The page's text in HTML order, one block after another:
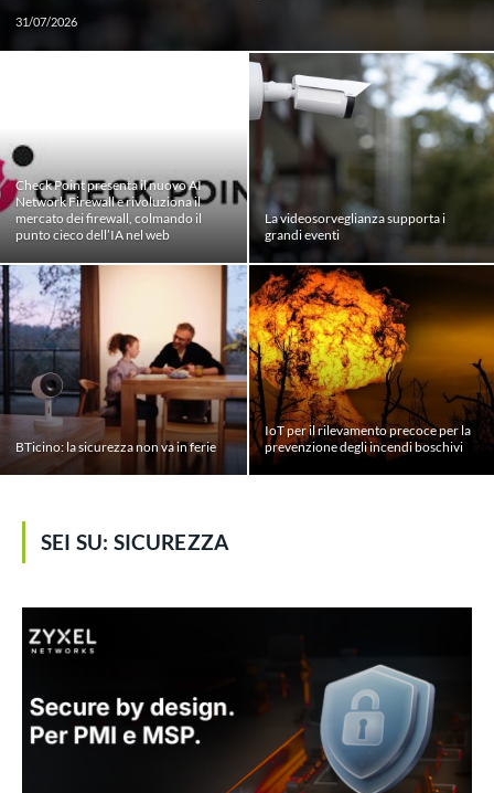
31/07/2026
Check Point presenta il nuovo AI
Network Firewall e rivoluziona il
mercato dei firewall, colmando il
punto cieco dell’IA nel web
La videosorveglianza supporta i
grandi eventi
BTicino: la sicurezza non va in ferie
IoT per il rilevamento precoce per la
prevenzione degli incendi boschivi
SEI SU: SICUREZZA